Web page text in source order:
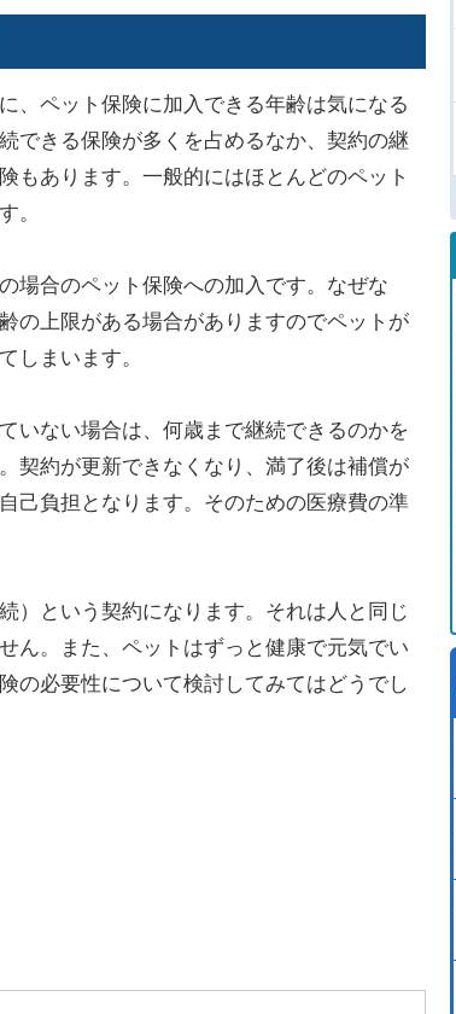
、ペット保険に加入できる年齢は気になる
できる保険が多くを占めるなか、契約の継
もあります。一般的にはほとんどのペット
。
場合のペット保険への加入です。なぜな
の上限がある場合がありますのでペットが
しまいます。
いない場合は、何歳まで継続できるのかを
契約が更新できなくなり、満了後は補償が
己負担となります。そのための医療費の準
）という契約になります。それは人と同じ
ん。また、ペットはずっと健康で元気でい
の必要性について検討してみてはどうでし